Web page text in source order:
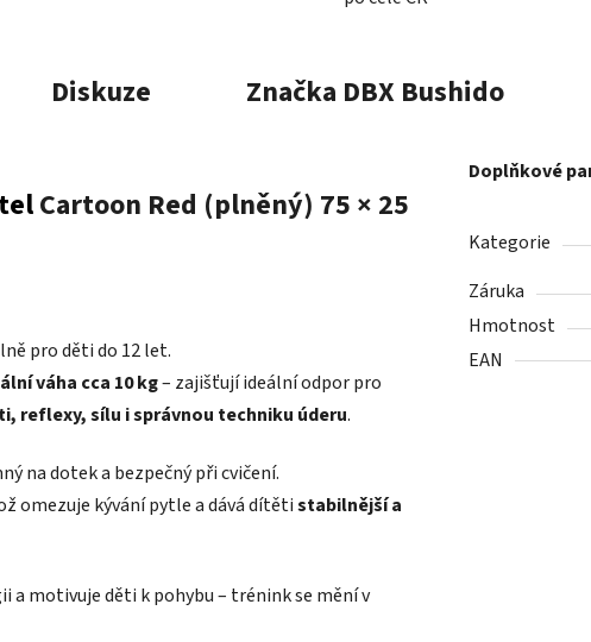
Diskuze Značka DBX Bushido
Cartoon Red (plněný) 75 × 25
pro děti do 12 let.
váha cca 10 kg– zajišťují ideální odpor pro
reflexy, sílu i správnou techniku úderu.
na dotek a bezpečný při cvičení.
omezuje kývání pytle a dává dítětistabilnější a
a motivuje děti k pohybu – trénink se mění v
Doplňkové
Kategorie
Záruka
Hmotnost
EAN